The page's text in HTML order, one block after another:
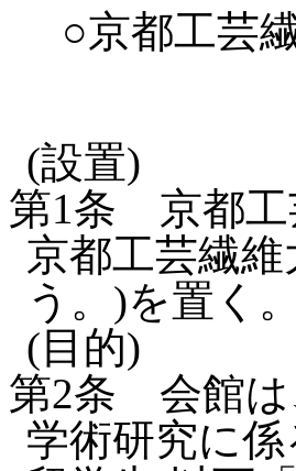
○京都工芸
(設置)
第1条 京都
京都工芸繊
う。)を置く。
(目的)
第2条 会館
学術研究に